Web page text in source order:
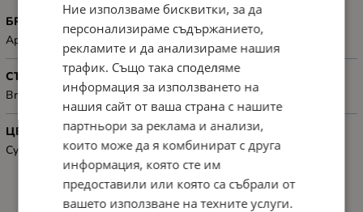
БРОЙ СТРАНИЦИ
Approx. 600 pages @ 5% average coverage
СЪВМЕСТИМОСТ
Brother MFC-J6510DW, MFC-J6710DW, MFC-J6910DW
ЦВЯТ
Cyan
Ние използваме бисквитки, за да
персонализираме съдържанието,
рекламите и да анализираме нашия
трафик. Също така споделяме
информация за използването на
нашия сайт от ваша страна с нашите
партньори за реклама и анализи,
които може да я комбинират с друга
информация, която сте им
предоставили или която са събрали от
вашето използване на техните услуги.